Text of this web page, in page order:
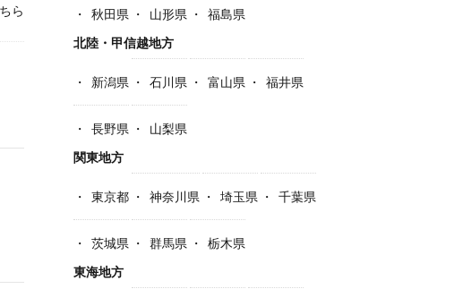
ら
秋田県 山形県
福島県
北陸・甲信越地方
新潟県 石川県 富山県 福井県
長野県
山梨県
関東地方
東京都 神奈川県 埼玉県 千葉県
茨城県 群馬県
栃木県
東海地方